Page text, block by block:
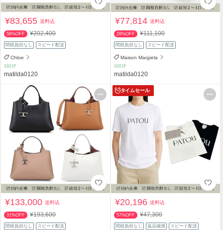
¥83,655送料込
58%OFF ¥202,400
関税負担なし スピード配送
Chloe
SHOP
matilda0120
¥77,814送料込
29%OFF ¥111,100
関税負担なし スピード配送
Maison Margiela
SHOP
matilda0120
¥133,000送料込
31%OFF ¥193,600
関税負担なし スピード配送
タイムセール
¥20,196送料込
57%OFF ¥47,300
関税負担なし 返品補償 スピード配送